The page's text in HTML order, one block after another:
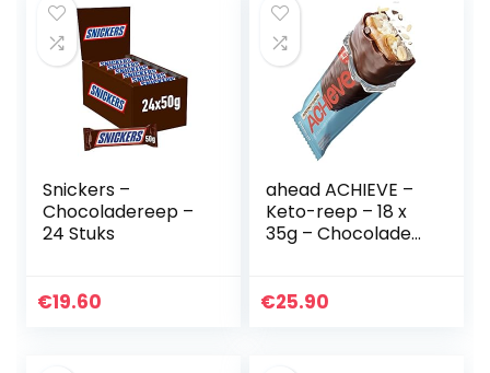
schuimsuiker
vulling – halal
chocolade –
koffiekoekjes –
chocolade biscuit
Snickers –
Chocoladereep –
24 Stuks
€19.60
ahead ACHIEVE –
Keto-reep – 18 x
35g – Chocolade-
amandelen en
€25.90